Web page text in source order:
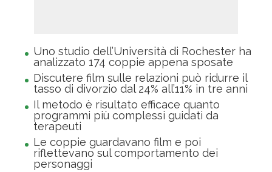
Uno studio dell’Università di Rochester ha
analizzato 174 coppie appena sposate
Discutere film sulle relazioni può ridurre il
tasso di divorzio dal 24% all’11% in tre anni
Il metodo è risultato efficace quanto
programmi più complessi guidati da
terapeuti
Le coppie guardavano film e poi
riflettevano sul comportamento dei
personaggi